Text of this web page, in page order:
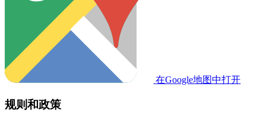
在Google地图中打开
规则和政策